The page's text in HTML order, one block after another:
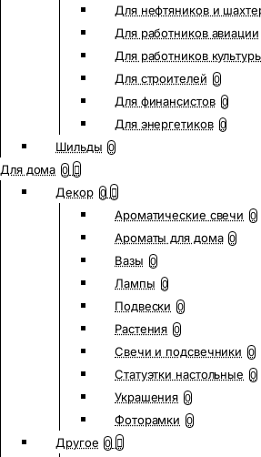
Для нефтяников и
Для работников авиации
Для работников
Для строителей 0
Для финансистов 0
Для энергетиков 0
Шильды 0
Для дома 0
Декор 0
Ароматические свечи 0
Ароматы для дома 0
Вазы 0
Лампы 0
Подвески 0
Растения 0
Свечи и подсвечники 0
Статуэтки настольные 0
Украшения 0
Фоторамки 0
Другое 0